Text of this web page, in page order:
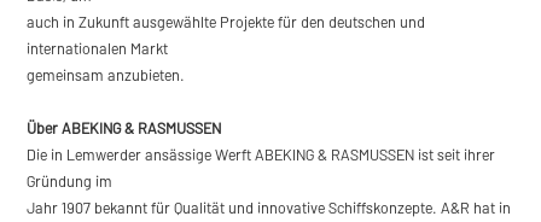
auch in Zukunft ausgewählte Projekte für den deutschen und
internationalen Markt
gemeinsam anzubieten.
Über ABEKING & RASMUSSEN
Die in Lemwerder ansässige Werft ABEKING & RASMUSSEN ist seit ihrer
Gründung im
Jahr 1907 bekannt für Qualität und innovative Schiffskonzepte. A&R hat in